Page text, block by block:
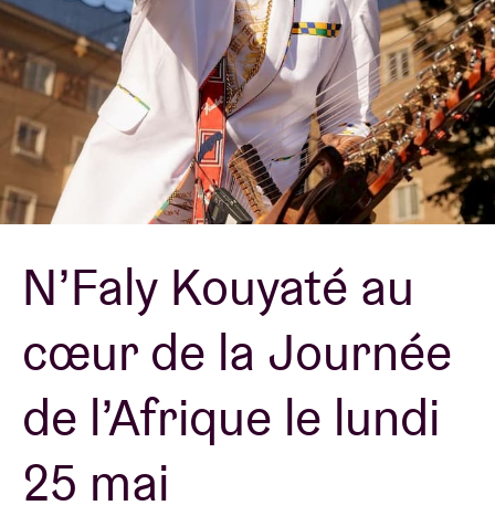
Infos visiteurs
AB ❤ you
Location de salles
BRDCST
ABtv
Chèque-concert
À propos de l'AB
N’Faly Kouyaté au
cœur de la Journée
de l’Afrique le lundi
25 mai